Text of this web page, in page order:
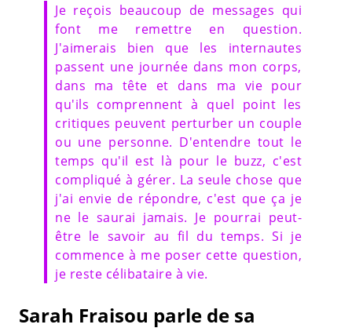
Je reçois beaucoup de messages qui
font me remettre en question.
J'aimerais bien que les internautes
passent une journée dans mon corps,
dans ma tête et dans ma vie pour
qu'ils comprennent à quel point les
critiques peuvent perturber un couple
ou une personne. D'entendre tout le
temps qu'il est là pour le buzz, c'est
compliqué à gérer. La seule chose que
j'ai envie de répondre, c'est que ça je
ne le saurai jamais. Je pourrai peut-
être le savoir au fil du temps. Si je
commence à me poser cette question,
je reste célibataire à vie.
Sarah Fraisou parle de sa